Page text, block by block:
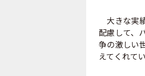
大きな実
配慮して、
争の激しい
えてくれて